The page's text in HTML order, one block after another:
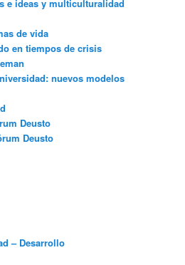
e ideas y multiculturalidad
de vida
en tiempos de crisis
nuevos modelos
Deusto
Deusto
– Desarrollo